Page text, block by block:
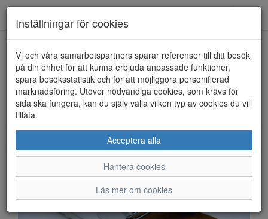
HEM BIRKENSTOCK
Inställningar för cookies
Vi och våra samarbetspartners sparar referenser till ditt besök
på din enhet för att kunna erbjuda anpassade funktioner,
spara besöksstatistik och för att möjliggöra personifierad
marknadsföring. Utöver nödvändiga cookies, som krävs för
sida ska fungera, kan du själv välja vilken typ av cookies du vill
tillåta.
Acceptera alla
Hantera cookies
Läs mer om cookies